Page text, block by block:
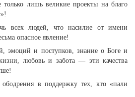
только лишь великие проекты на благо
всех людей, что насилие от имени
опасное явление!
эмоций и поступков, знание о Боге и
любовь и забота — эти качества
в поддержку тех, кто «пали